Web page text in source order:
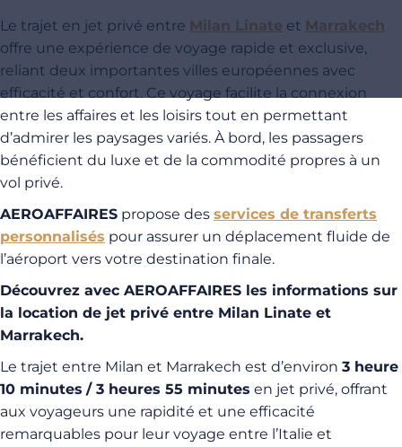
Le trajet en jet privé entre Milan Linate et Marrakech
offre une expérience de voyage rapide et exclusive,
reliant deux importantes villes européennes avec
efficacité et confort. Ce voyage facilite la connexion
entre les affaires et les loisirs tout en permettant
d’admirer les paysages variés. À bord, les passagers
bénéficient du luxe et de la commodité propres à un
vol privé.
AEROAFFAIRES propose des services de transferts
personnalisés pour assurer un déplacement fluide de
l’aéroport vers votre destination finale.
Découvrez avec AEROAFFAIRES les informations sur
la location de jet privé entre Milan Linate et
Marrakech.
Le trajet entre Milan et Marrakech est d’environ 3 heure
10 minutes / 3 heures 55 minutes en jet privé, offrant
aux voyageurs une rapidité et une efficacité
remarquables pour leur voyage entre l’Italie et